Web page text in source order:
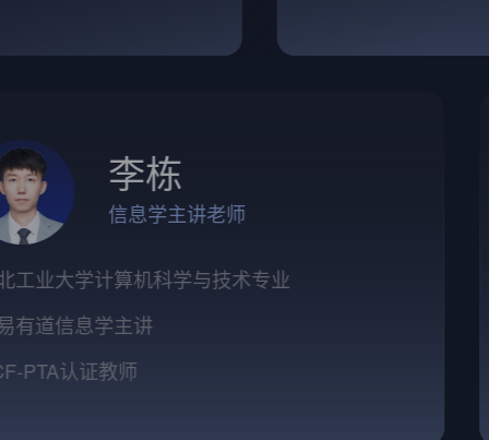
信息学主讲老师
河北工业大学计算机科学与技术专业
网易有道信息学主讲
CCF-PTA认证教师